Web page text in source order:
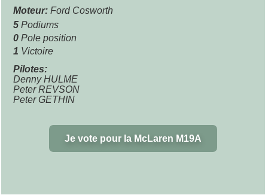
Moteur: Ford Cosworth
5 Podiums
0 Pole position
1 Victoire
Pilotes:
Denny HULME
Peter REVSON
Peter GETHIN
Je vote pour la McLaren M19A